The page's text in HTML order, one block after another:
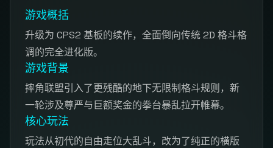
游戏概括
升级为 CPS2 基板的续作，全面倒向传统 2D 格斗格
调的完全进化版。
游戏背景
摔角联盟引入了更残酷的地下无限制格斗规则，新
一轮涉及尊严与巨额奖金的拳台暴乱拉开帷幕。
核心玩法
玩法从初代的自由走位大乱斗，改为了纯正的横版